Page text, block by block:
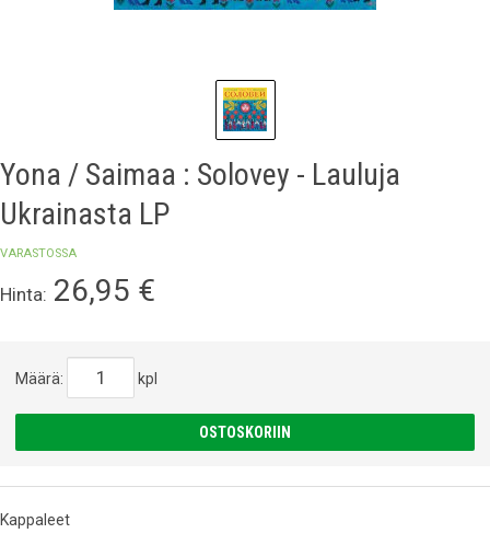
Yona / Saimaa : Solovey - Lauluja
Ukrainasta LP
VARASTOSSA
Hinta: 26,95 €
Määrä: kpl
OSTOSKORIIN
Kappaleet